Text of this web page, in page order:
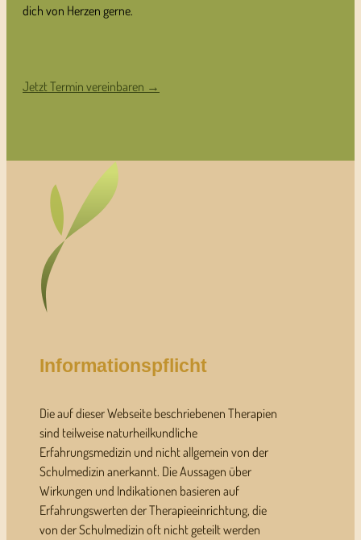
dich von Herzen gerne.
Jetzt Termin vereinbaren →
Informationspflicht
Die auf dieser Webseite beschriebenen Therapien
sind teilweise naturheilkundliche
Erfahrungsmedizin und nicht allgemein von der
Schulmedizin anerkannt. Die Aussagen über
Wirkungen und Indikationen basieren auf
Erfahrungswerten der Therapieeinrichtung, die
von der Schulmedizin oft nicht geteilt werden